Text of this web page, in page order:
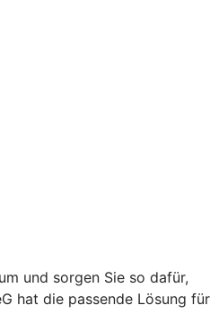
und sorgen Sie so dafür,
hat die passende Lösung für